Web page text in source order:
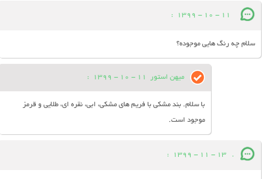
11 - 10 - 1399
:
سلام چه رنگ هایی موجوده؟
میهن استور 11 - 10 - 1399
:
با سلام. بند مشکی با فریم های مشکی، ابی، نقره ای، طلایی و قرمز
موجود است.
.
13 - 11 - 1399
: